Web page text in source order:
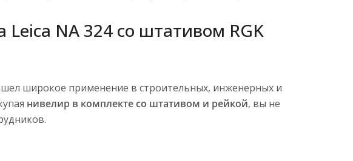
NA 324 со штативом RGK
широкое применение в строительных, инженерных и
нивелир в комплекте со штативом и рейкой, вы не